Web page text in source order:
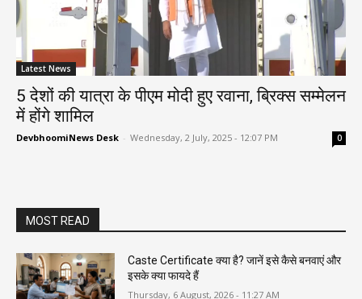
Latest News
5 देशों की यात्रा के पीएम मोदी हुए रवाना, ब्रिक्स सम्मेलन
में होंगे शामिल
DevbhoomiNews Desk - Wednesday, 2 July, 2025 - 12:07 PM 0
MOST READ
Caste Certificate क्या है? जानें इसे कैसे बनवाएं और
इसके क्या फायदे हैं
Thursday, 6 August, 2026 - 11:27 AM